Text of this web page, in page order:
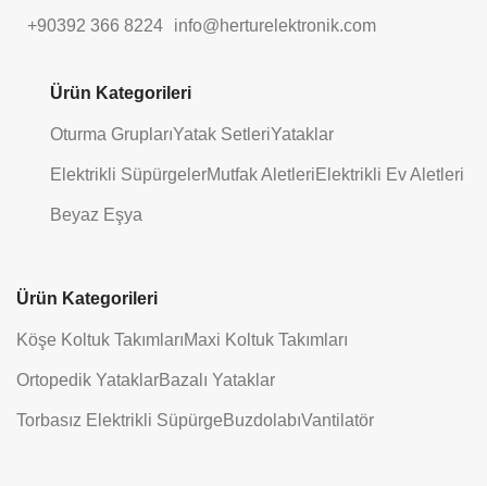
+90392 366 8224 info@herturelektronik.com
Ürün Kategorileri
Oturma GruplarıYatak SetleriYataklar
Elektrikli SüpürgelerMutfak AletleriElektrikli Ev Aletleri
Beyaz Eşya
Ürün Kategorileri
Köşe Koltuk TakımlarıMaxi Koltuk Takımları
Ortopedik YataklarBazalı Yataklar
Torbasız Elektrikli SüpürgeBuzdolabıVantilatör